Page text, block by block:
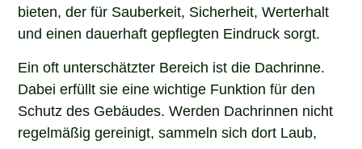
bieten, der für Sauberkeit, Sicherheit, Werterhalt
und einen dauerhaft gepflegten Eindruck sorgt.
Ein oft unterschätzter Bereich ist die Dachrinne.
Dabei erfüllt sie eine wichtige Funktion für den
Schutz des Gebäudes. Werden Dachrinnen nicht
regelmäßig gereinigt, sammeln sich dort Laub,